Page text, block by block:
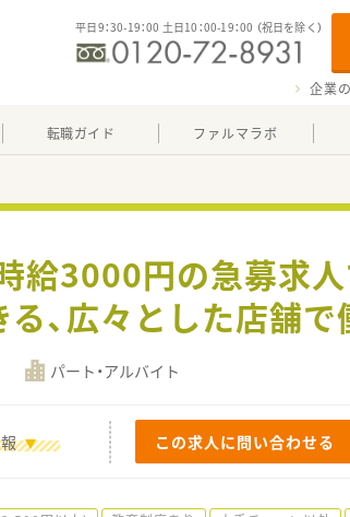
平日9：30-19：00 土日10：00-19：00 （祝日を除く）
企業
転職ガイド ファルマラボ
給3000円の急募求
、広々とした店舗で
パート・アルバイト
この求人に問い合わせる